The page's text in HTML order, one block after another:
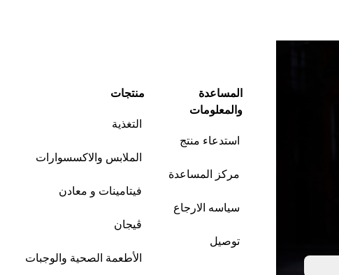
المساعدة
والمعلومات
استدعاء منتج
مركز المساعدة
سياسه الارجاع
توصيل
منتجات
التغذية
الملابس والاكسسوارات
فيتامينات و معادن
ڤيجان
الأطعمة الصحية والوجبات